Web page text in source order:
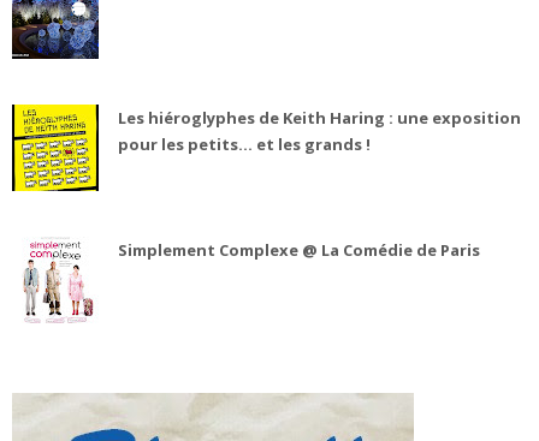
Les hiéroglyphes de Keith Haring : une exposition
pour les petits... et les grands !
Simplement Complexe @ La Comédie de Paris